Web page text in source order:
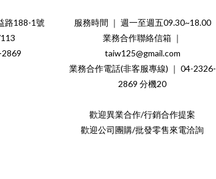
路188-1號
服務時間 ｜ 週一至週五09.30~18.00
業務合作聯絡信箱 ｜
taiw125@gmail.com
業務合作電話(非客服專線) ｜ 04-2326-
2869 分機20
歡迎異業合作/行銷合作提案
歡迎公司團購/批發零售來電洽詢